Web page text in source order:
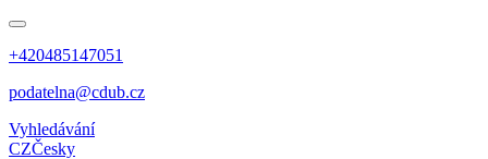
+420485147051
podatelna@cdub.cz
Vyhledávání
CZČesky